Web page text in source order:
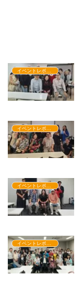
イベントレポート
イベントレポート